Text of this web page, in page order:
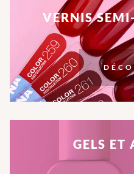
VERNIS
GELS ET